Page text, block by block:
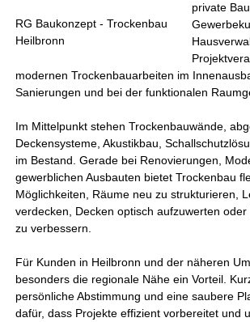
RG Baukonzept - Trockenbau
Heilbronn
private
modernen Trockenbauarbeiten im
Sanierungen und bei der funktionalen
Im Mittelpunkt stehen Trockenbauwände,
Deckensysteme, Akustikbau,
im Bestand. Gerade bei Renovierungen,
gewerblichen Ausbauten bietet Trockenbau
Möglichkeiten, Räume neu zu strukturieren,
verdecken, Decken optisch aufzuwerten
zu verbessern.
Für Kunden in Heilbronn und der näheren
besonders die regionale Nähe ein Vorteil.
persönliche Abstimmung und eine saubere
dafür, dass Projekte effizient vorbereitet und